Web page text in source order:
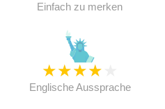
Einfach zu merken
★★★★
Englische Aussprache